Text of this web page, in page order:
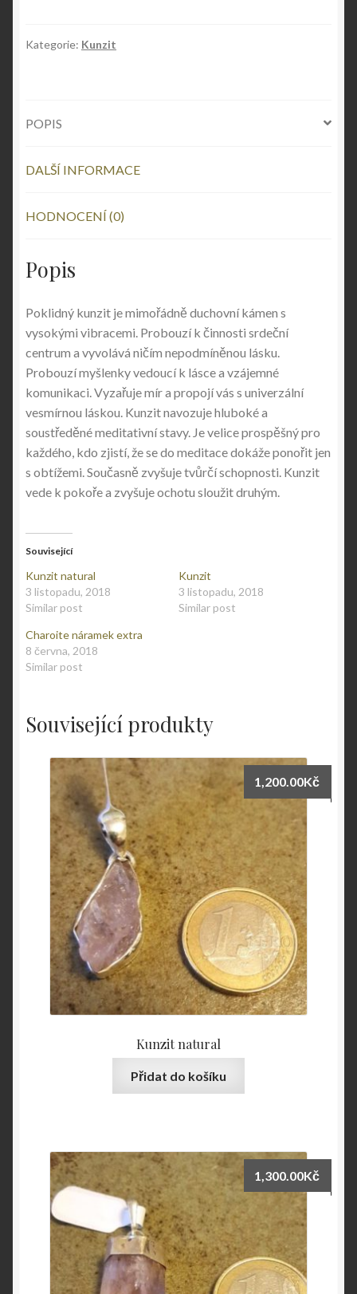
Kategorie: Kunzit
POPIS
DALŠÍ INFORMACE
HODNOCENÍ (0)
Popis
Poklidný kunzit je mimořádně duchovní kámen s
vysokými vibracemi. Probouzí k činnosti srdeční
centrum a vyvolává ničím nepodmíněnou lásku.
Probouzí myšlenky vedoucí k lásce a vzájemné
komunikaci. Vyzařuje mír a propojí vás s univerzální
vesmírnou láskou. Kunzit navozuje hluboké a
soustředěné meditativní stavy. Je velice prospěšný pro
každého, kdo zjistí, že se do meditace dokáže ponořit jen
s obtížemi. Současně zvyšuje tvůrčí schopnosti. Kunzit
vede k pokoře a zvyšuje ochotu sloužit druhým.
Související
Kunzit natural
3 listopadu, 2018
Similar post
Kunzit
3 listopadu, 2018
Similar post
Charoite náramek extra
8 června, 2018
Similar post
Související produkty
Kunzit natural
1,200.00Kč
Přidat do košíku
1,300.00Kč